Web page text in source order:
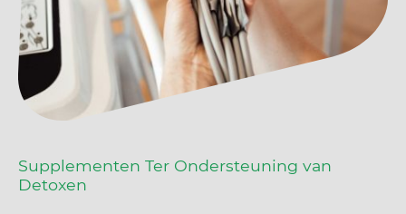
Supplementen Ter Ondersteuning van
Detoxen